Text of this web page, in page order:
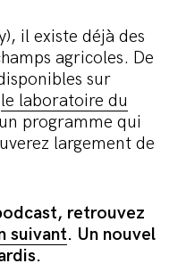
il existe déjà des
agricoles. De
sur
le laboratoire du
programme qui
largement de
retrouvez
suivant. Un nouvel